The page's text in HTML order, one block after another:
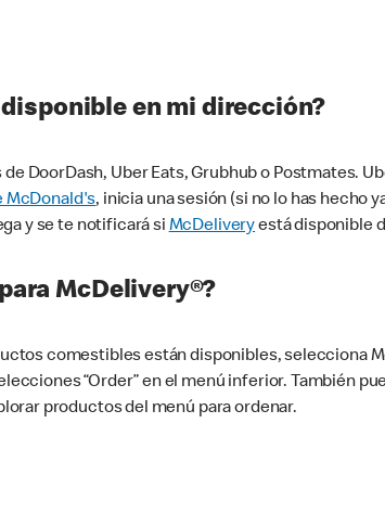
en mi dirección?
DoorDash, Uber Eats, Grubhub o Postmates.
McDonald's, inicia una sesión (si no lo has hecho
y se te notificará si McDeliveryestá disponible
McDelivery®?
comestibles están disponibles, selecciona
“Order” en el menú inferior. También
productos del menú para ordenar.